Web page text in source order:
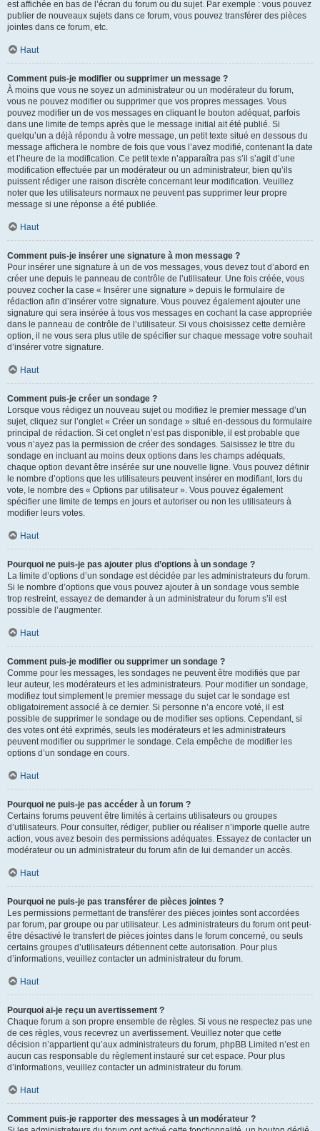
est affichée en bas de l’écran du forum ou du sujet. Par exemple : vous pouvez
publier de nouveaux sujets dans ce forum, vous pouvez transférer des pièces
jointes dans ce forum, etc.
Haut
Comment puis-je modifier ou supprimer un message ?
À moins que vous ne soyez un administrateur ou un modérateur du forum,
vous ne pouvez modifier ou supprimer que vos propres messages. Vous
pouvez modifier un de vos messages en cliquant le bouton adéquat, parfois
dans une limite de temps après que le message initial ait été publié. Si
quelqu’un a déjà répondu à votre message, un petit texte situé en dessous du
message affichera le nombre de fois que vous l’avez modifié, contenant la date
et l’heure de la modification. Ce petit texte n’apparaîtra pas s’il s’agit d’une
modification effectuée par un modérateur ou un administrateur, bien qu’ils
puissent rédiger une raison discrète concernant leur modification. Veuillez
noter que les utilisateurs normaux ne peuvent pas supprimer leur propre
message si une réponse a été publiée.
Haut
Comment puis-je insérer une signature à mon message ?
Pour insérer une signature à un de vos messages, vous devez tout d’abord en
créer une depuis le panneau de contrôle de l’utilisateur. Une fois créée, vous
pouvez cocher la case « Insérer une signature » depuis le formulaire de
rédaction afin d’insérer votre signature. Vous pouvez également ajouter une
signature qui sera insérée à tous vos messages en cochant la case appropriée
dans le panneau de contrôle de l’utilisateur. Si vous choisissez cette dernière
option, il ne vous sera plus utile de spécifier sur chaque message votre souhait
d’insérer votre signature.
Haut
Comment puis-je créer un sondage ?
Lorsque vous rédigez un nouveau sujet ou modifiez le premier message d’un
sujet, cliquez sur l’onglet « Créer un sondage » situé en-dessous du formulaire
principal de rédaction. Si cet onglet n’est pas disponible, il est probable que
vous n’ayez pas la permission de créer des sondages. Saisissez le titre du
sondage en incluant au moins deux options dans les champs adéquats,
chaque option devant être insérée sur une nouvelle ligne. Vous pouvez définir
le nombre d’options que les utilisateurs peuvent insérer en modifiant, lors du
vote, le nombre des « Options par utilisateur ». Vous pouvez également
spécifier une limite de temps en jours et autoriser ou non les utilisateurs à
modifier leurs votes.
Haut
Pourquoi ne puis-je pas ajouter plus d’options à un sondage ?
La limite d’options d’un sondage est décidée par les administrateurs du forum.
Si le nombre d’options que vous pouvez ajouter à un sondage vous semble
trop restreint, essayez de demander à un administrateur du forum s’il est
possible de l’augmenter.
Haut
Comment puis-je modifier ou supprimer un sondage ?
Comme pour les messages, les sondages ne peuvent être modifiés que par
leur auteur, les modérateurs et les administrateurs. Pour modifier un sondage,
modifiez tout simplement le premier message du sujet car le sondage est
obligatoirement associé à ce dernier. Si personne n’a encore voté, il est
possible de supprimer le sondage ou de modifier ses options. Cependant, si
des votes ont été exprimés, seuls les modérateurs et les administrateurs
peuvent modifier ou supprimer le sondage. Cela empêche de modifier les
options d’un sondage en cours.
Haut
Pourquoi ne puis-je pas accéder à un forum ?
Certains forums peuvent être limités à certains utilisateurs ou groupes
d’utilisateurs. Pour consulter, rédiger, publier ou réaliser n’importe quelle autre
action, vous avez besoin des permissions adéquates. Essayez de contacter un
modérateur ou un administrateur du forum afin de lui demander un accès.
Haut
Pourquoi ne puis-je pas transférer de pièces jointes ?
Les permissions permettant de transférer des pièces jointes sont accordées
par forum, par groupe ou par utilisateur. Les administrateurs du forum ont peut-
être désactivé le transfert de pièces jointes dans le forum concerné, ou seuls
certains groupes d’utilisateurs détiennent cette autorisation. Pour plus
d’informations, veuillez contacter un administrateur du forum.
Haut
Pourquoi ai-je reçu un avertissement ?
Chaque forum a son propre ensemble de règles. Si vous ne respectez pas une
de ces règles, vous recevrez un avertissement. Veuillez noter que cette
décision n’appartient qu’aux administrateurs du forum, phpBB Limited n’est en
aucun cas responsable du règlement instauré sur cet espace. Pour plus
d’informations, veuillez contacter un administrateur du forum.
Haut
Comment puis-je rapporter des messages à un modérateur ?